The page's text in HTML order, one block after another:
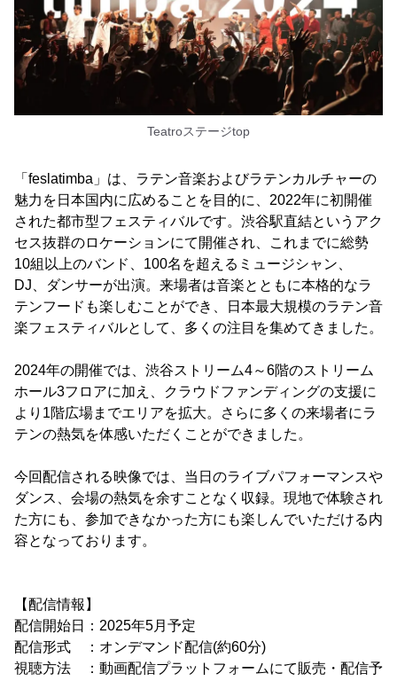
Teatroステージtop
「feslatimba」は、ラテン音楽およびラテンカルチャーの
魅力を日本国内に広めることを目的に、2022年に初開催
された都市型フェスティバルです。渋谷駅直結というアク
セス抜群のロケーションにて開催され、これまでに総勢
10組以上のバンド、100名を超えるミュージシャン、
DJ、ダンサーが出演。来場者は音楽とともに本格的なラ
テンフードも楽しむことができ、日本最大規模のラテン音
楽フェスティバルとして、多くの注目を集めてきました。
2024年の開催では、渋谷ストリーム4～6階のストリーム
ホール3フロアに加え、クラウドファンディングの支援に
より1階広場までエリアを拡大。さらに多くの来場者にラ
テンの熱気を体感いただくことができました。
今回配信される映像では、当日のライブパフォーマンスや
ダンス、会場の熱気を余すことなく収録。現地で体験され
た方にも、参加できなかった方にも楽しんでいただける内
容となっております。
【配信情報】
配信開始日：2025年5月予定
配信形式 ：オンデマンド配信(約60分)
視聴方法 ：動画配信プラットフォームにて販売・配信予